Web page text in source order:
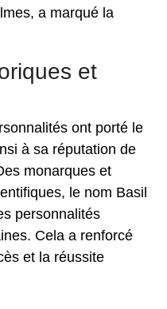
a marqué la
et
ont porté le
à sa réputation de
monarques et
le nom Basil
personnalités
Cela a renforcé
et la réussite